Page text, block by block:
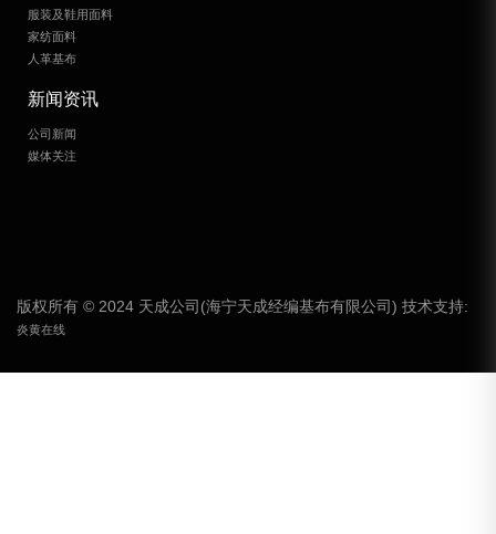
服装及鞋用面料
家纺面料
人革基布
新闻资讯
公司新闻
媒体关注
版权所有 © 2024 天成公司(海宁天成经编基布有限公司) 技术支持:
炎黄在线